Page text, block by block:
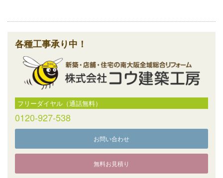
各種工事承り中！
フリーダイヤル（通話無料）
0120-927-538
お問い合わせ
無料お見積り